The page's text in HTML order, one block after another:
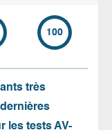
100
très
les tests AV-